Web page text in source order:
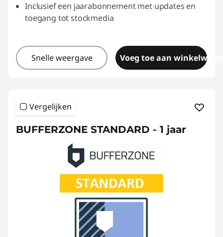
Inclusief een jaarabonnement met updates en
toegang tot stockmedia
Snelle weergave Voeg toe aan
Vergelijken
BUFFERZONE STANDARD - 1 jaar